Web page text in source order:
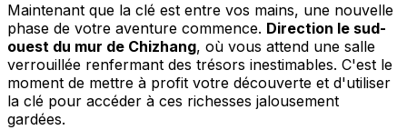
Maintenant que la clé est entre vos mains, une nouvelle
phase de votre aventure commence. Direction le sud-
ouest du mur de Chizhang, où vous attend une salle
verrouillée renfermant des trésors inestimables. C'est le
moment de mettre à profit votre découverte et d'utiliser
la clé pour accéder à ces richesses jalousement
gardées.